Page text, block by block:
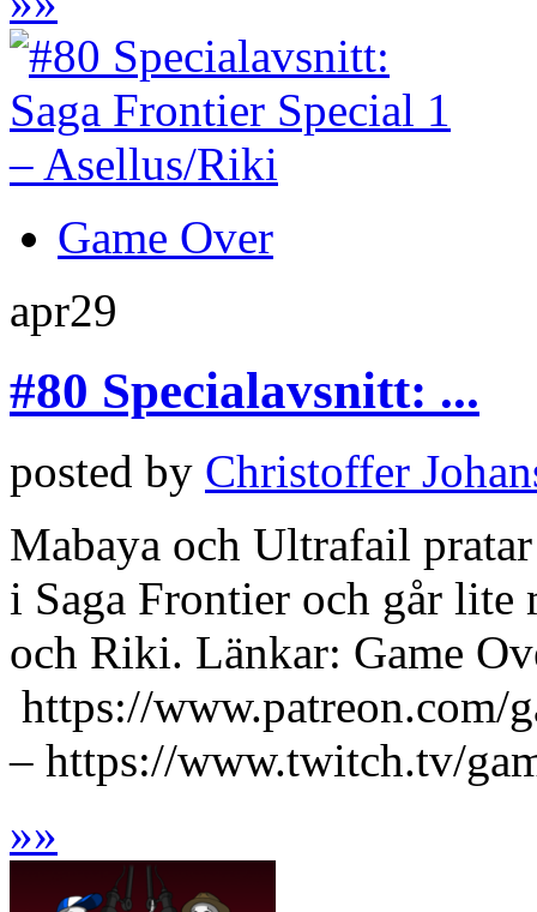
Game Over
apr29
#80 Specialavsnitt: ...
posted by Christoffer
Mabaya och Ultrafail
i Saga Frontier och går lite
och Riki. Länkar: Game
https://www.patreon.com/
– https://www.twitch.tv/
»»